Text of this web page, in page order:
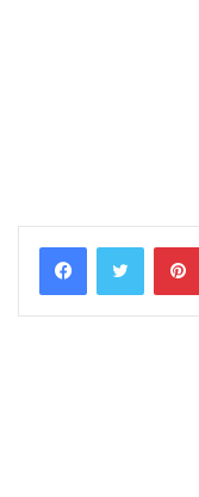
FacebookTwitter